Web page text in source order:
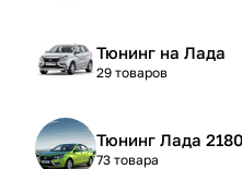
Тюнинг на Лада
29 товаров
Тюнинг Лада 2180
73 товара